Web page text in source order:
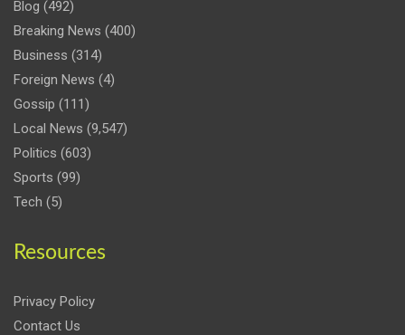
Blog (492)
Breaking News (400)
Business (314)
Foreign News (4)
Gossip (111)
Local News (9,547)
Politics (603)
Sports (99)
Tech (5)
Resources
Privacy Policy
Contact Us